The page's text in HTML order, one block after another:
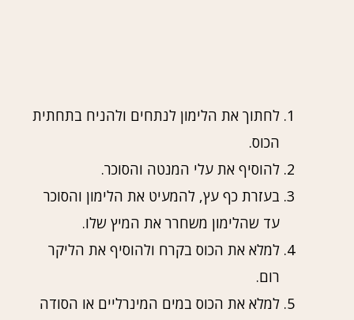
לחתוך את הלימון לנתחים ולהניח בתחתית
הכוס.
להוסיף את עלי המנטה והסוכר.
בעזרת כף עץ, להמעיט את הלימון והסוכר
עד שהלימון משחרר את המיץ שלו.
למלא את הכוס בקרח ולהוסיף את הליקר
רום.
למלא את הכוס במים המינרליים או הסודה